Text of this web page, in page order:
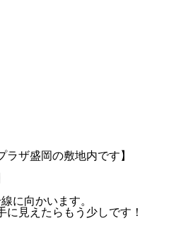
ラザ盛岡の敷地内です】
に向かいます。
見えたらもう少しです！